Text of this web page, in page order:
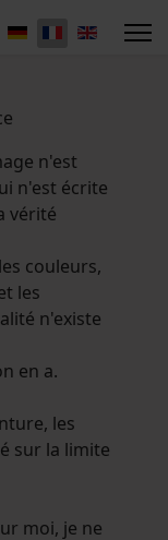
n'est
n'est écrite
vérité
couleurs,
les
n'existe
en a.
les
sur la limite
moi, je ne